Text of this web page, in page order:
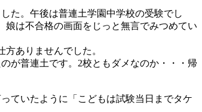
た。午後は普連土学園中学校の受験でし
は不合格の画面をじっと無言でみつめてい
ありませんでした。
が普連土です。2校ともダメなのか・・・帰
ていたように「こどもは試験当日までタケ